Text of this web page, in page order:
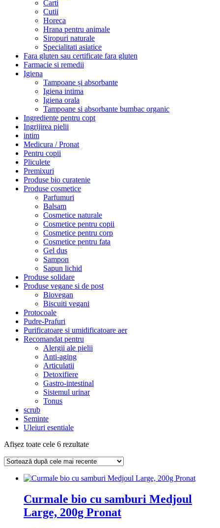
Carti
Cutii
Horeca
Hrana pentru animale
Siropuri naturale
Specialitati asiatice
Fara gluten sau certificate fara gluten
Farmacie si remedii
Igiena
Tampoane și absorbante
Igiena intima
Igiena orala
Tampoane si absorbante bumbac organic
Ingrediente pentru copt
Ingrijirea pielii
intim
Medicura / Pronat
Pentru copii
Pliculete
Premixuri
Produse bio curatenie
Produse cosmetice
Parfumuri
Balsam
Cosmetice naturale
Cosmetice pentru copii
Cosmetice pentru corp
Cosmetice pentru fata
Gel dus
Sampon
Sapun lichid
Produse solidare
Produse vegane si de post
Biovegan
Biscuiti vegani
Protocoale
Pudre-Prafuri
Purificatoare si umidificatoare aer
Recomandat pentru
Alergii ale pielii
Anti-aging
Articulatii
Detoxifiere
Gastro-intestinal
Sistemul urinar
Tonus
scrub
Seminte
Uleiuri esentiale
Afișez toate cele 6 rezultateSortat
cele
recente
Curmale bio cu samburi Medjoul
Large, 200g Pronat